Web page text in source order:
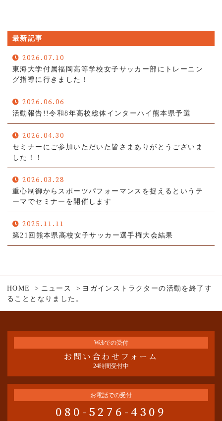
最新記事
2026.07.10
東海大学付属福岡高等学校女子サッカー部にトレーニン
グ指導に行きました！
2026.06.06
活動報告!!令和8年高校総体インターハイ熊本県予選
2026.04.30
セミナーにご参加いただいた皆さまありがとうございま
した！！
2026.03.28
重心制御からスポーツパフォーマンスを捉えるというテ
ーマでセミナーを開催します
2025.11.11
第21回熊本県高校女子サッカー選手権大会結果
HOME ニュース
ヨガインストラクターの活動を終了す
ることとなりました。
Webでの受付
お問い合わせフォーム
24時間受付中
お電話での受付
080-5276-4309